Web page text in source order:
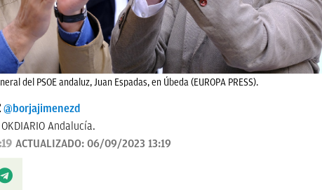
del PSOE andaluz, Juan Espadas, en Úbeda (EUROPA PRESS).
@borjajimenezd
Andalucía.
ACTUALIZADO: 06/09/2023 13:19